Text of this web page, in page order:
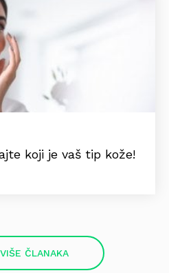
koji je vaš tip kože!
ČLANAKA